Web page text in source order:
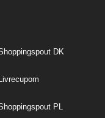
DK
Livrecupom
PL